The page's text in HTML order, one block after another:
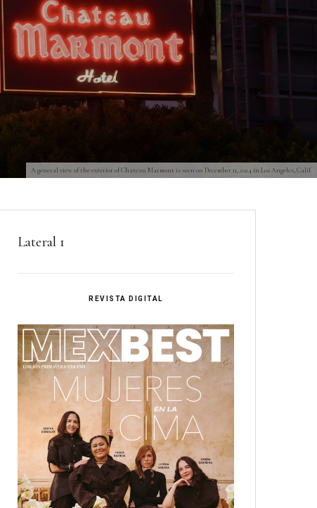
A general view of the exterior of Chateau Marmont is seen on December 11, 2024 in Los Angeles, Calif.
Lateral 1
REVISTA DIGITAL